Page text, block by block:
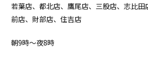
若葉店、都北店、鷹尾店、三股店、志比田
前店、財部店、住吉店
朝9時～夜8時